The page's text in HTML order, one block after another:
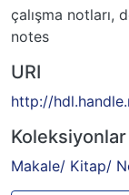
çalışma notları,
notes
URI
http://
Koleksiyonlar
Makale/ Kitap/